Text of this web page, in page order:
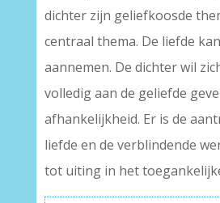
dichter zijn geliefkoosde
centraal thema. De liefde
aannemen. De dichter wil
volledig aan de geliefde
afhankelijkheid. Er is de
liefde en de verblindende
tot uiting in het toegankelijke